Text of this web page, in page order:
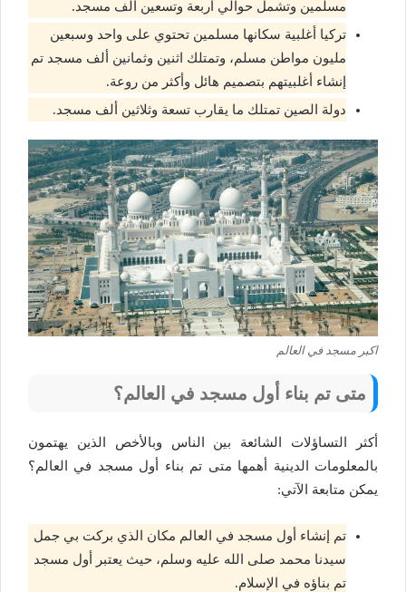
مسلمين وتشمل حوالي أربعة وتسعين ألف مسجد.
تركيا أغلبية سكانها مسلمين تحتوي على واحد وسبعين
مليون مواطن مسلم، وتمتلك اثنين وثمانين ألف مسجد تم
إنشاء أغلبيتهم بتصميم هائل وأكثر من روعة.
دولة الصين تمتلك ما يقارب تسعة وثلاثين ألف مسجد.
اكبر مسجد في العالم
متى تم بناء أول مسجد في العالم؟
أكثر التساؤلات الشائعة بين الناس وبالأخص الذين يهتمون
بالمعلومات الدينية أهمها متى تم بناء أول مسجد في العالم؟
يمكن متابعة الآتي:
تم إنشاء أول مسجد في العالم مكان الذي بركت بي جمل
سيدنا محمد صلى الله عليه وسلم، حيث يعتبر أول مسجد
تم بناؤه في الإسلام.